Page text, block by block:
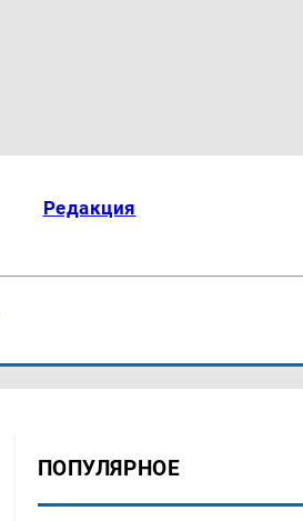
Редакция
ПОПУЛЯРНОЕ